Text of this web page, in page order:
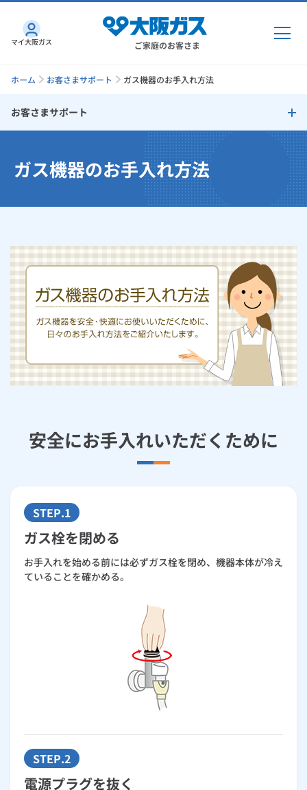
ご家庭のお客さま
ガス・電気トップ
ガストップ
GAS得プラン
一般料金
「大阪ガスの都市ガス」への切り替えについて
電気
電気トップ
「大阪ガスの電気」が選ばれる理由
電気料金メニュー
太陽光発電余剰電力買取サービス
まとめプラン紹介
ガスと電気の使用開始の申込
ガスと電気の使用中止の申込
インターネット
料金プラン
工事・開通までの流れ
通信速度測定
機器
キッチン
ガスオーブン
レンジフード
食器洗い乾燥機
ガス温水浴室暖房乾燥機
「カワック・ミストカワック」
ガスファンヒーター
ガス温水床暖房「ヌック」
取替用ガスコンセント
ガスコード
発電・省エネ
エネファーム
太陽光発電
蓄電池
警報器・消火器
ぴこぴこ・スマぴこ・けむぴこ
消火器
修理
取扱説明書を探す
お近くのガスのお店
らく得保証
ほっ得定額
機器・修理お申込み
くらしのサービス
くらしのサービストップ
リフォーム・リノベーション
リフォーム・リノベーショントップ
リノベーション「マイリノ」
安心・安全
ホームセキュリティ
みるぴこ
スマイLINK
FitDish
めちゃとクーポン
プリゼロ
お手続き・サポート
お客さまサポート
ショールーム Daigasコラム
マイ大阪ガス
ホーム お客さまサポート ガス機器のお手入れ方法
お客さまサポート
クレジットカード払いに関しての注意事項
請求書（払込票）によるお支払い
スマートフォンアプリによるお支払い
金融機関一覧
支払証明書の発行について
ご使用量のお知らせ（検針票）の見方
ガスのみご契約の場合
ガス・電気をセットでご契約の場合
ガス機器のお手入れ方法
安全にお手入れいただくために
STEP.1
ガス栓を閉める
お手入れを始める前には必ずガス栓を閉め、機器本体が冷え
ていることを確かめる。
STEP.2
電源プラグを抜く